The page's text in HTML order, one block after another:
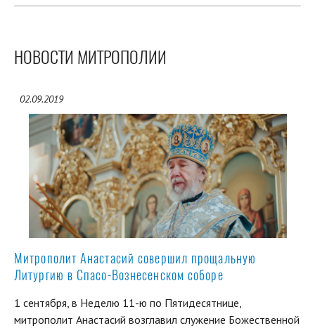
НОВОСТИ МИТРОПОЛИИ
02.09.2019
Митрополит Анастасий совершил прощальную
Литургию в Спасо-Вознесенском соборе
1 сентября, в Неделю 11-ю по Пятидесятнице,
митрополит Анастасий возглавил служение Божественной